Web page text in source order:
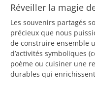
Réveiller la magie
Les souvenirs partagés
précieux que nous
de construire ensemble
d’activités symboliques
poème ou cuisiner une
durables qui